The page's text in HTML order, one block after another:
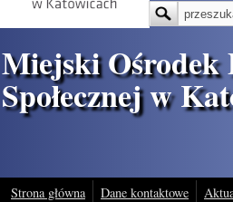
Miejski Ośrodek
Społecznej w
Szukaj
Strona główna Dane kontaktowe